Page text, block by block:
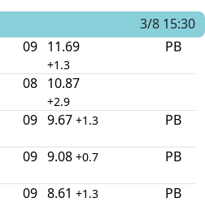
3/8 15:30
09 11.69
+1.3
PB
08 10.87
+2.9
09 9.67 +1.3 PB
09 9.08 +0.7 PB
09 8.61 +1.3 PB